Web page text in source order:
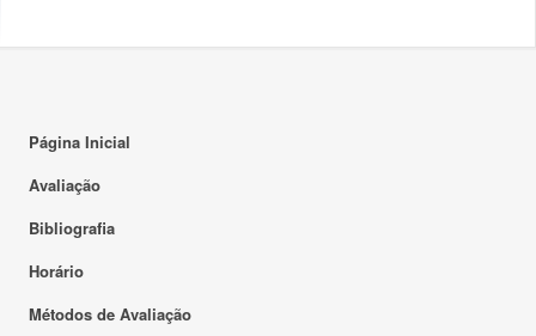
Página Inicial
Avaliação
Bibliografia
Horário
Métodos de Avaliação